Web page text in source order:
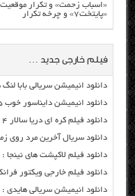
«اسباب زحمت» و تکرار
«پایتخت۷» و چرخه تکرار
فیلم خارجی جدید …
دانلود انیمیشن سریالی بابا لنگ دراز ۱۹۹۰ با
دانلود انیمیشن دایناسور خوب ۲۰۱۵ با دوبله فارسی
دانلود فیلم کره ای دریا سالار ۲۰۱۴ با دوبله فارسی
دانلود سریال آخرین مرد روی زمین ۲۰۱۵ با دوبله
دانلود فیلم لاکپشت های نینجا : بیرون از
دانلود فیلم خارجی ویکتور فرانکنشتاین ۲۰۱۵
دانلود انیمیشن سریالی هایدی